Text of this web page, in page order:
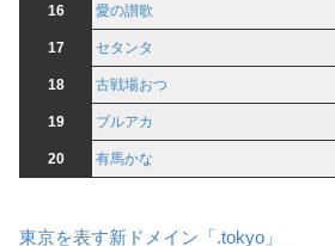
16 愛の讃歌
17 セタンタ
18 古戦場おつ
19 ブルアカ
20 有馬かな
東京を表す新ドメイン「.tokyo」